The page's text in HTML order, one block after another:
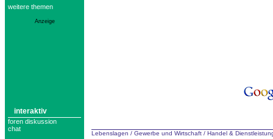
weitere themen
Anzeige
interaktiv
foren diskussion
chat
Lebenslagen / Gewerbe und Wirtschaft / Handel &